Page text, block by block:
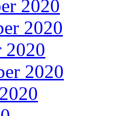
2020
2020
2020
2020